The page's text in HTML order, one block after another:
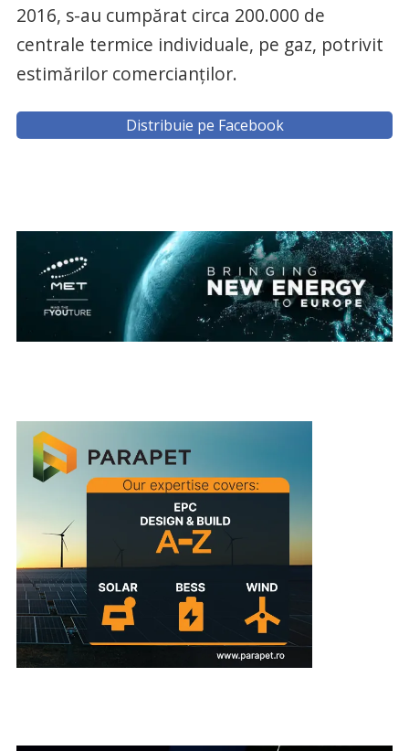
2016, s-au cumpărat circa 200.000 de
centrale termice individuale, pe gaz, potrivit
estimărilor comercianţilor.
Distribuie pe Facebook